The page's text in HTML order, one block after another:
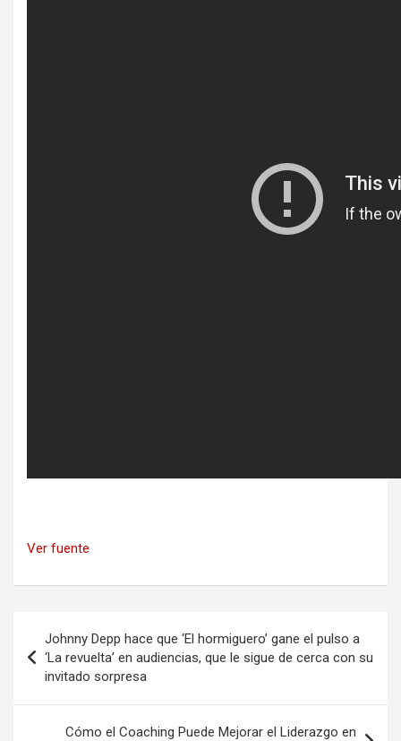
Ver fuente
de
entradas
Johnny Depp hace que ‘El hormiguero’ gane el pulso a
‘La revuelta’ en audiencias, que le sigue de cerca con su
invitado sorpresa
Cómo el Coaching Puede Mejorar el Liderazgo en